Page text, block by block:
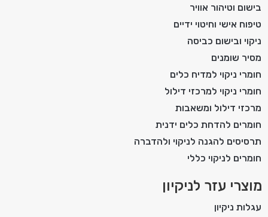
בישום וטיהור אוויר
טיפוח אישי וחיטוי ידיים
ניקוי ובישום כביסה
מסיר שומנים
חומרי ניקוי למדיח כלים
חומרי ניקוי למרכזי דילול
מרכזי דילול ומשאבות
חומרים להדחת כלים ידנית
תרסיסים להגנה לניקוי ולהדברה
חומרים לניקוי כללי
מוצרי עזר לניקיון
עגלות ניקיון